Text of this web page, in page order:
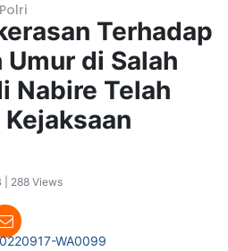
Polri
Terhadap
di Salah
Nabire Telah
| 288 Views